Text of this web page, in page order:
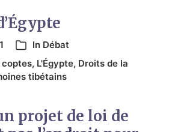
In Débat
coptes, L'Égypte, Droits de la
tibétains
projet de loi de